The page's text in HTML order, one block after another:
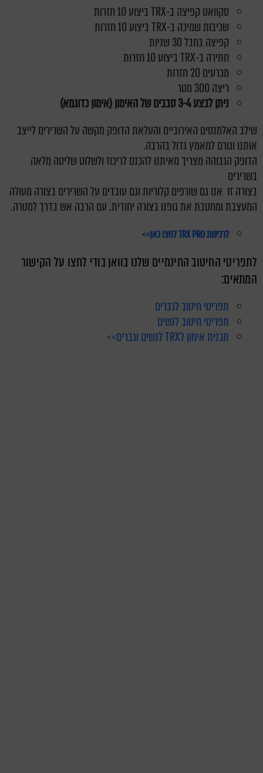
סקוואט קפיצה ב-TRX ביצוע 10 חזרות
שכיבות שמיכה ב-TRX ביצוע 10 חזרות
קפיצה בחבל 30 שניות
חתירה ב-TRX ביצוע 10 חזרות
מכרעים 20 חזרות
ריצה 300 מטר
ניתן לבצע 3-4 סבבים של האימון (אימון כדוגמא)
שילב האלמנטים האירוביים והעלאת הדופק מקשה על השרירים לייצב
אותנו וגורם למאמץ גדול בהרבה.
הדופק הגבוהה מצריך מאיתנו להכנס לריכוז ולשלוט שליטה מלאה
בשרירים
בצורה זו אנו גם שורפים קלוריות וגם עובדים על השרירים בצורה מעולה
המעצבת ומחטבת את גופנו בצורה יחודית. עם הרבה אש בדרך למטרה.
לרכישת TRX PRO לחצו כאן>>
לתפריטי החיטוב החינמיים שלנו בוואן בודי לחצו על הקישור
המתאים:
תפריטי חיטוב לגברים
תפריטי חיטוב לנשים
תכנית אימון לTRX לנשים וגברים>>